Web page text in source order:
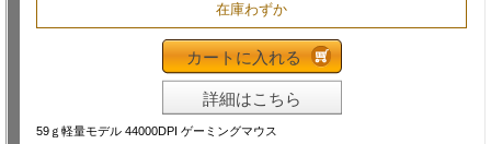
在庫わずか
カートに入れる
詳細はこちら
59ｇ軽量モデル 44000DPI ゲーミングマウス